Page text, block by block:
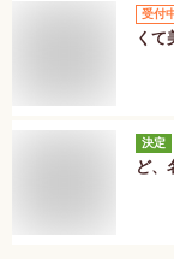
受付
くて
決定
ど、